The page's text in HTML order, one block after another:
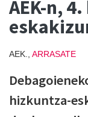
AEK-n,
AEK., ARRASATE
hizkuntza-